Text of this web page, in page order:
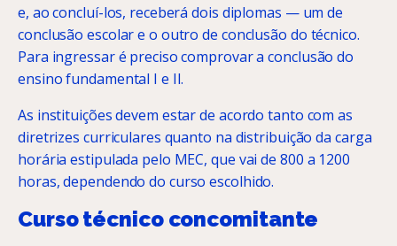
e, ao concluí-los, receberá dois diplomas — um de
conclusão escolar e o outro de conclusão do técnico.
Para ingressar é preciso comprovar a conclusão do
ensino fundamental I e II.
As instituições devem estar de acordo tanto com as
diretrizes curriculares quanto na distribuição da carga
horária estipulada pelo MEC, que vai de 800 a 1200
horas, dependendo do curso escolhido.
Curso técnico concomitante